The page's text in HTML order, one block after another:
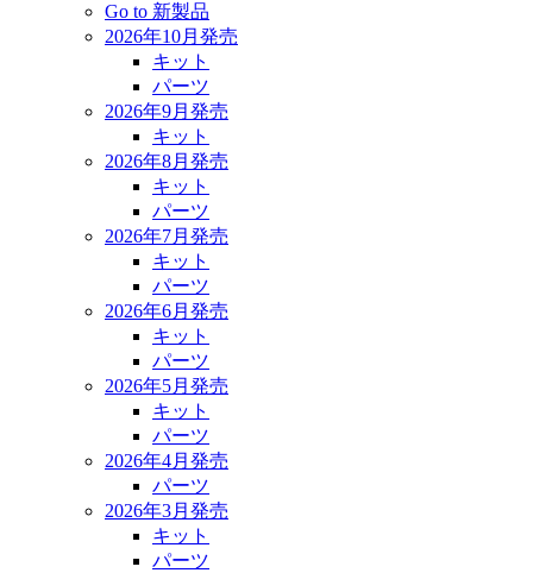
Go to 新製品
2026年10月発売
キット
パーツ
2026年9月発売
キット
2026年8月発売
キット
パーツ
2026年7月発売
キット
パーツ
2026年6月発売
キット
パーツ
2026年5月発売
キット
パーツ
2026年4月発売
パーツ
2026年3月発売
キット
パーツ